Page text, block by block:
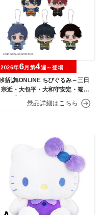
剣乱舞ONLINE ちびぐるみ～三日
宗近・大包平・大和守安定・篭手
江・豊前江～
2026年6月第4週～登場